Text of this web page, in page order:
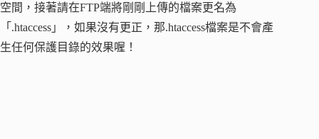
空間，接著請在FTP端將剛剛上傳的檔案更名為
「.htaccess」，如果沒有更正，那.htaccess檔案是不會產
生任何保護目錄的效果喔！